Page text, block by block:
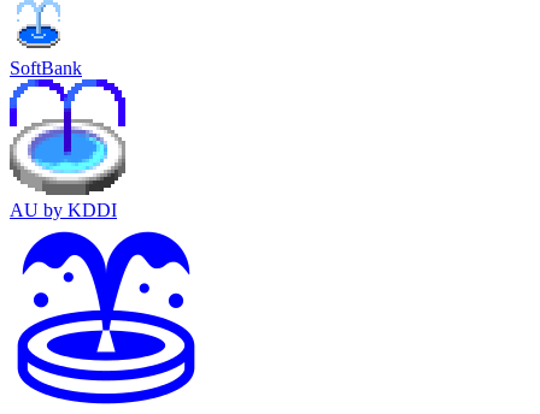
SoftBank
AU by KDDI